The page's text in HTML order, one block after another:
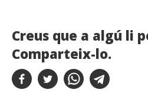
Creus que a algú li
Comparteix-lo.